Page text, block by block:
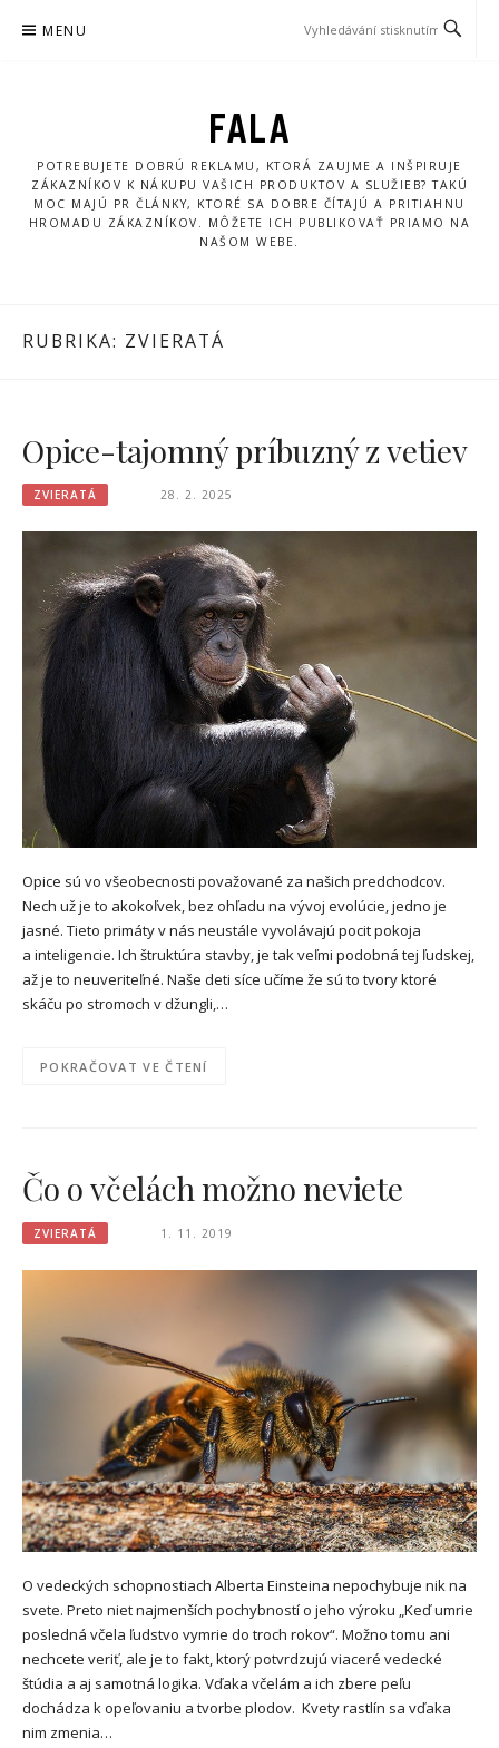
MENU
FALA
POTREBUJETE DOBRÚ REKLAMU, KTORÁ ZAUJME A INŠPIRUJE
ZÁKAZNÍKOV K NÁKUPU VAŠICH PRODUKTOV A SLUŽIEB? TAKÚ
MOC MAJÚ PR ČLÁNKY, KTORÉ SA DOBRE ČÍTAJÚ A PRITIAHNU
HROMADU ZÁKAZNÍKOV. MÔŽETE ICH PUBLIKOVAŤ PRIAMO NA
NAŠOM WEBE.
RUBRIKA: ZVIERATÁ
Opice-tajomný príbuzný z vetiev
ZVIERATÁ 28. 2. 2025
Opice sú vo všeobecnosti považované za našich predchodcov.
Nech už je to akokoľvek, bez ohľadu na vývoj evolúcie, jedno je
jasné. Tieto primáty v nás neustále vyvolávajú pocit pokoja
a inteligencie. Ich štruktúra stavby, je tak veľmi podobná tej ľudskej,
až je to neuveriteľné. Naše deti síce učíme že sú to tvory ktoré
skáču po stromoch v džungli,…
POKRAČOVAT VE ČTENÍ
Čo o včelách možno neviete
ZVIERATÁ 1. 11. 2019
O vedeckých schopnostiach Alberta Einsteina nepochybuje nik na
svete. Preto niet najmenších pochybností o jeho výroku „Keď umrie
posledná včela ľudstvo vymrie do troch rokov“. Možno tomu ani
nechcete veriť, ale je to fakt, ktorý potvrdzujú viaceré vedecké
štúdia a aj samotná logika. Vďaka včelám a ich zbere peľu
dochádza k opeľovaniu a tvorbe plodov. Kvety rastlín sa vďaka
nim zmenia…